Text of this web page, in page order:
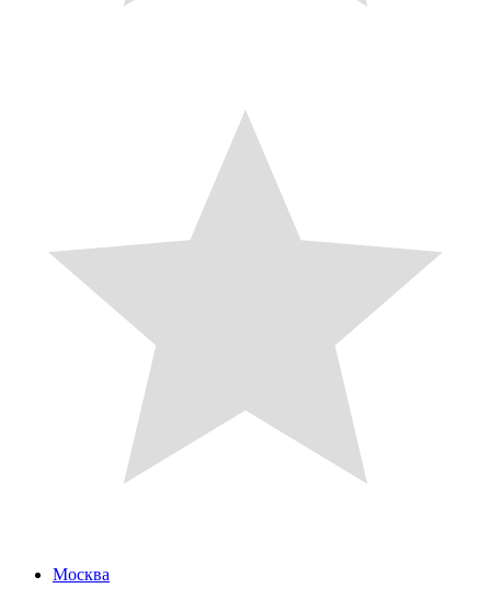
Москва